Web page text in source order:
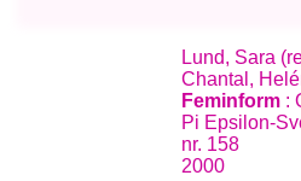
Lund, Sara
Chantal,
Feminform :
Pi Epsilon-
nr. 158
2000